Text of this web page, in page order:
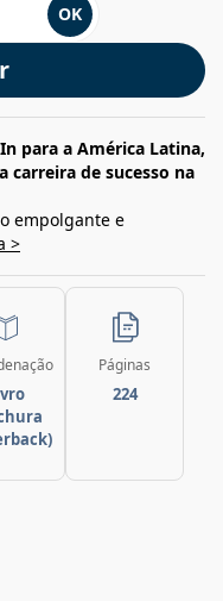
OK
para a América Latina,
carreira de sucesso na
empolgante e
>
Páginas
224